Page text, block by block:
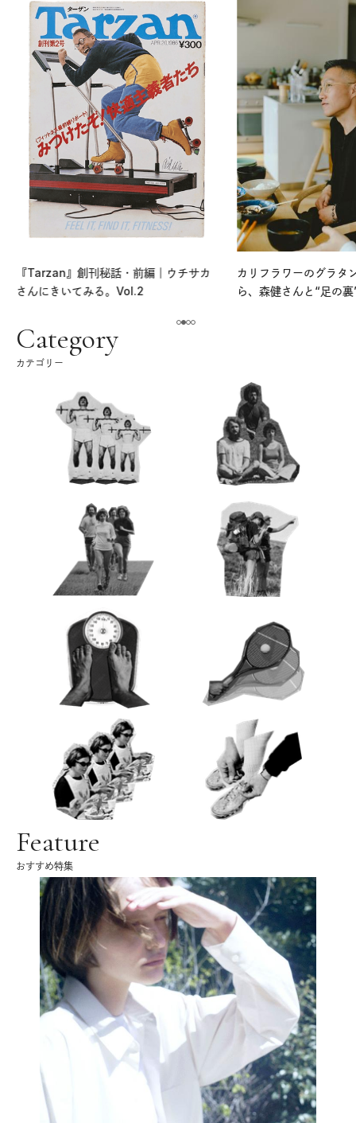
『Tarzan』創刊秘話・前編｜ウチサカ
さんにきいてみる。Vol.2
カリフラワーのグラタ
ら、森健さんと“足の
Category
カテゴリー
Feature
おすすめ特集